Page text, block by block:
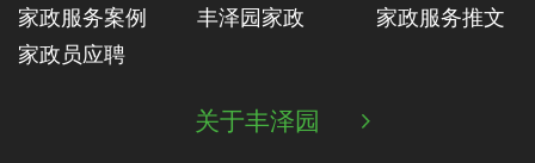
家政服务案例
丰泽园家政
家政服务推文
家政员应聘
关于丰泽园 